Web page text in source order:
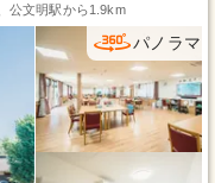
公文明駅から1.9km
パノラマ